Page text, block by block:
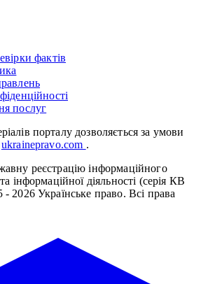
фактів
послуг
порталу дозволяється за умови
ukrainepravo.com .
реєстрацію інформаційного
інформаційної діяльності (серія КВ
2026 Українське право. Всі права